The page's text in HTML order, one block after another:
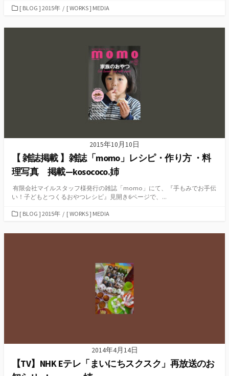
カ
ゴ
[ BLOG ] 2015年 / [ WORKS ] MEDIA
2015年10月10日
【 雑誌掲載 】雑誌「momo」レシピ・作り方 ・料
理写真 掲載—kosococo.姉
有限会社マイルスタッフ様発行の雑誌「momo」にて、『手もみでお手伝
い！子どもとつくるおやつレシピ』見開き6ページで、...
カ
ゴ
[ BLOG ] 2015年 / [ WORKS ] MEDIA
2014年4月14日
【TV】NHK Eテレ「まいにちスクスク」再放送のお